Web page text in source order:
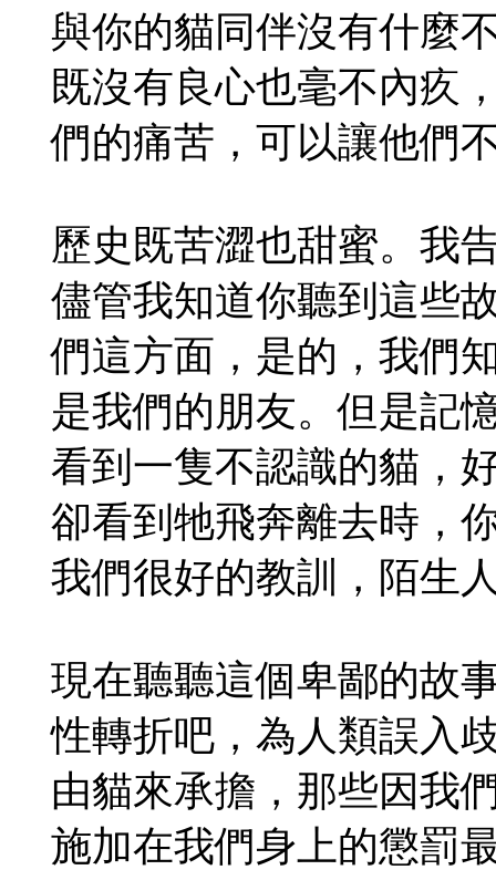
與你的貓同伴沒有什麼
既沒有良心也毫不內疚
們的痛苦，可以讓他們
歷史既苦澀也甜蜜。我
儘管我知道你聽到這些
們這方面，是的，我們
是我們的朋友。但是記
看到一隻不認識的貓，
卻看到牠飛奔離去時，
我們很好的教訓，陌生
現在聽聽這個卑鄙的故
性轉折吧，為人類誤入
由貓來承擔，那些因我
施加在我們身上的懲罰